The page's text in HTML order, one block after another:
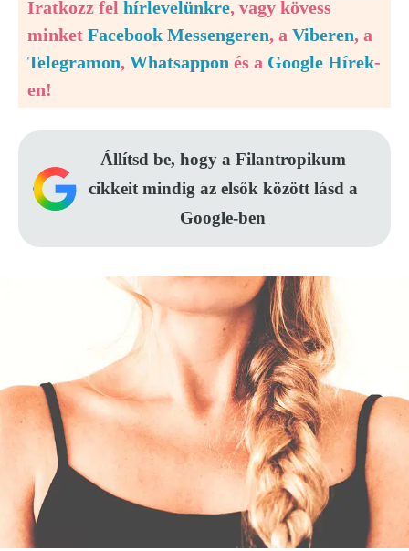
Iratkozz fel hírlevelünkre, vagy kövess
minket Facebook Messengeren, a Viberen, a
Telegramon, Whatsappon és a Google Hírek-
en!
Állítsd be, hogy a Filantropikum
cikkeit mindig az elsők között lásd a
Google-ben